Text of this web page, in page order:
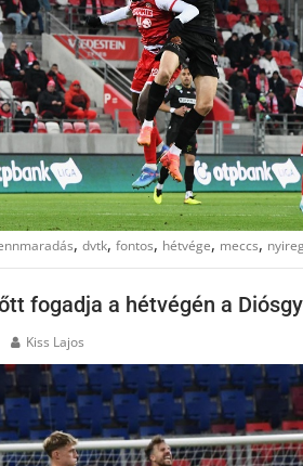
, dvtk, fontos, hétvége, meccs,
fogadja a hétvégén a
Kiss Lajos